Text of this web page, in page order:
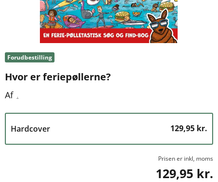
Forudbestilling
Hvor er feriepøllerne?
Af .
Hardcover 129,95 kr.
Prisen er inkl, moms
129,95 kr.